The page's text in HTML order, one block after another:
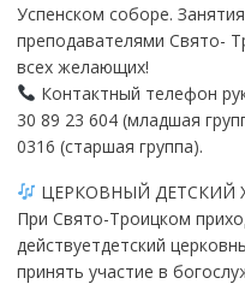
Успенском соборе.
преподавателями Свято-
всех желающих!
Контактный телефон
30 89 23 604 (младшая
0316 (старшая группа).
ЦЕРКОВНЫЙ ДЕТСКИЙ
При Свято-Троицком
действуетдетский
принять участие в